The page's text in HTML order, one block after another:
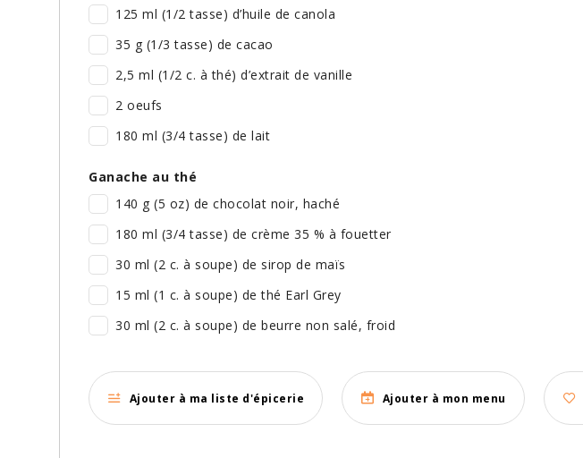
125 ml (1/2 tasse) d’huile de canola
35 g (1/3 tasse) de cacao
2,5 ml (1/2 c. à thé) d’extrait de vanille
2 oeufs
180 ml (3/4 tasse) de lait
Ganache au thé
140 g (5 oz) de chocolat noir, haché
180 ml (3/4 tasse) de crème 35 % à fouetter
30 ml (2 c. à soupe) de sirop de maïs
15 ml (1 c. à soupe) de thé Earl Grey
30 ml (2 c. à soupe) de beurre non salé, froid
Ajouter à ma liste d'épicerie Ajouter à mon menu